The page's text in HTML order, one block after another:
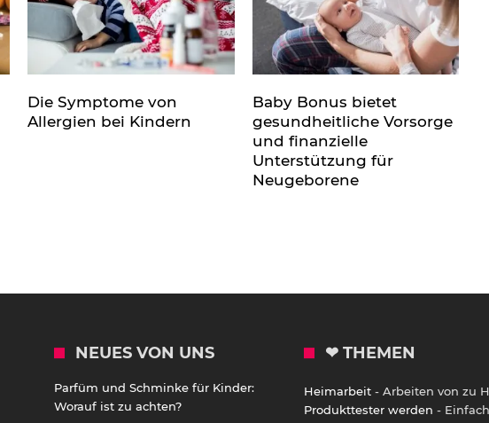
Die Symptome von
Allergien bei Kindern
Baby Bonus bietet
gesundheitliche Vorsorge
und finanzielle
Unterstützung für
Neugeborene
NEUES VON UNS
Parfüm und Schminke für Kinder:
Worauf ist zu achten?
❤ THEMEN
Heimarbeit - Arbeiten von zu
Produkttester werden - Einfach